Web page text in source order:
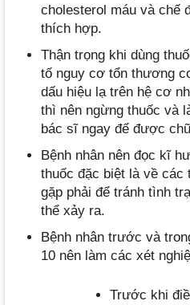
cholesterol máu và chế
thích hợp.
Thận trọng khi dùng
tố nguy cơ tổn thương
dấu hiệu lạ trên hệ cơ
thì nên ngừng thuốc và
bác sĩ ngay để được
Bệnh nhân nên đọc kĩ
thuốc đặc biệt là về
gặp phải để tránh tình
thể xảy ra.
Bệnh nhân trước và
10 nên làm các xét
Trước khi